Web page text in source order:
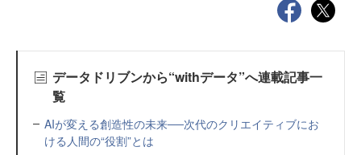
データドリブンから“withデータ”へ連載記事一
覧
AIが変える創造性の未来──次代のクリエイティブにお
ける人間の“役割”とは